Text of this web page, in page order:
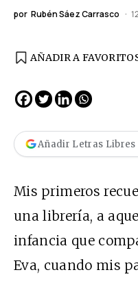
por Rubén Sáez Carrasco
AÑADIR A
Añadir Letras Libres
Mis primeros
una librería, a
infancia que
Eva, cuando mis